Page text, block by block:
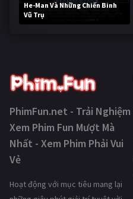
He-Man Và Những Chiến Binh
Vũ Trụ
238,615 lượt xem
PhimFun.net - Trải Nghiệm
Xem Phim Fun Mượt Mà
Nhất - Xem Phim Phải Vui
Vẻ
Hoạt động với mục tiêu mang lại